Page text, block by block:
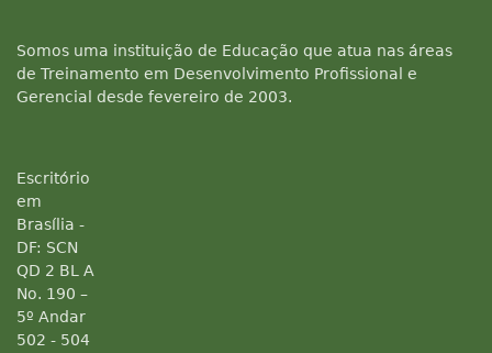
Somos uma instituição de Educação que atua nas áreas
de Treinamento em Desenvolvimento Profissional e
Gerencial desde fevereiro de 2003.
Escritório
em
Brasília -
DF: SCN
QD 2 BL A
No. 190 –
5º Andar
502 - 504